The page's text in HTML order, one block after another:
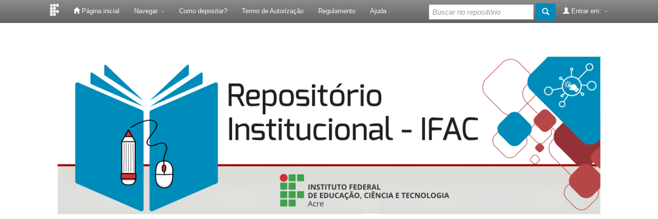
Página inicial Navegar Como depositar? Termo de Autorização Regulamento Ajuda Entrar em: